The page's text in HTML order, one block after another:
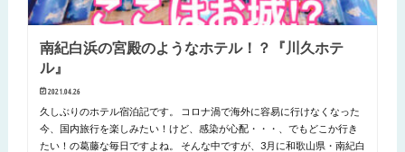
南紀白浜の宮殿のようなホテル！？『川久ホテ
ル』
2021.04.26
久しぶりのホテル宿泊記です。 コロナ渦で海外に容易に行けなくなった
今、国内旅行を楽しみたい！けど、感染が心配・・・、でもどこか行き
たい！の葛藤な毎日ですよね。 そんな中ですが、3月に和歌山県・南紀白